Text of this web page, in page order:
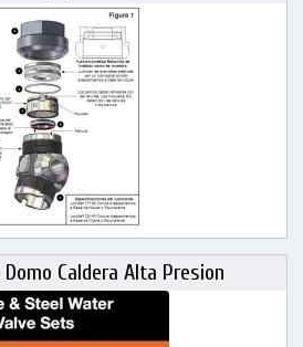
Caldera Alta Presion